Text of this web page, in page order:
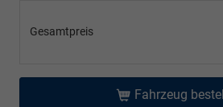
Gesamtpreis
Fahrzeug